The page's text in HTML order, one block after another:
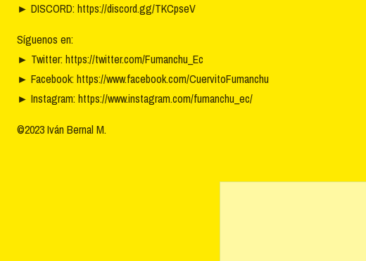
► DISCORD: https://discord.gg/TKCpseV
Síguenos en:
► Twitter: https://twitter.com/Fumanchu_Ec
► Facebook: https://www.facebook.com/CuervitoFumanchu
► Instagram: https://www.instagram.com/fumanchu_ec/
©2023 Iván Bernal M.